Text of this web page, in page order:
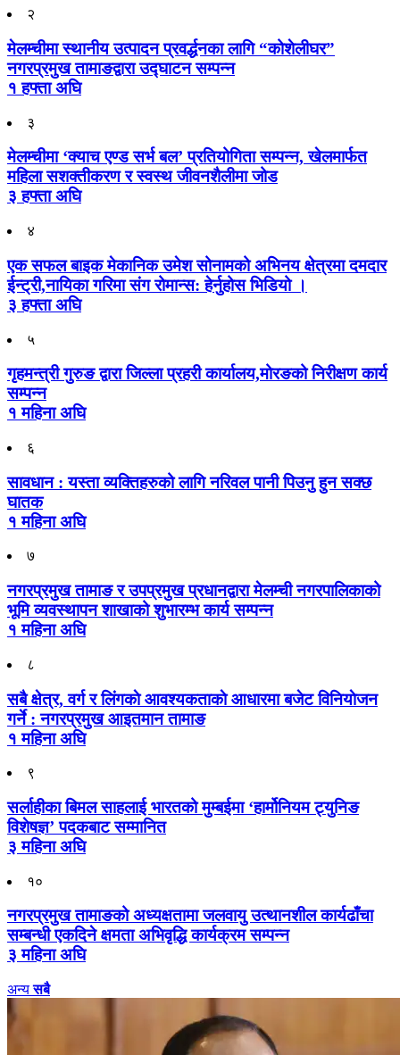
२
मेलम्चीमा स्थानीय उत्पादन प्रवर्द्धनका लागि “कोशेलीघर”
नगरप्रमुख तामाङद्वारा उद्घाटन सम्पन्न
१ हफ्ता अघि
३
मेलम्चीमा ‘क्याच एण्ड सर्भ बल’ प्रतियोगिता सम्पन्न, खेलमार्फत
महिला सशक्तीकरण र स्वस्थ जीवनशैलीमा जोड
३ हफ्ता अघि
४
एक सफल बाइक मेकानिक उमेश सोनामको अभिनय क्षेत्रमा दमदार
ईन्ट्री,नायिका गरिमा संग रोमान्स: हेर्नुहोस भिडियो ।
३ हफ्ता अघि
५
गृहमन्त्री गुरुङ द्वारा जिल्ला प्रहरी कार्यालय,मोरङको निरीक्षण कार्य
सम्पन्न
१ महिना अघि
६
सावधान : यस्ता व्यक्तिहरुको लागि नरिवल पानी पिउनु हुन सक्छ
घातक
१ महिना अघि
७
नगरप्रमुख तामाङ र उपप्रमुख प्रधानद्वारा मेलम्ची नगरपालिकाको
भूमि व्यवस्थापन शाखाको शुभारम्भ कार्य सम्पन्न
१ महिना अघि
८
सबै क्षेत्र, वर्ग र लिंगकाे आवश्यकताकाे आधारमा बजेट विनियाेजन
गर्ने : नगरप्रमुख आइतमान तामाङ
१ महिना अघि
९
सर्लाहीका बिमल साहलाई भारतको मुम्बईमा ‘हार्मोनियम ट्युनिङ
विशेषज्ञ’ पदकबाट सम्मानित
३ महिना अघि
१०
नगरप्रमुख तामाङको अध्यक्षतामा जलवायु उत्थानशील कार्यढाँचा
सम्बन्धी एकदिने क्षमता अभिवृद्धि कार्यक्रम सम्पन्न
३ महिना अघि
अन्य सबै